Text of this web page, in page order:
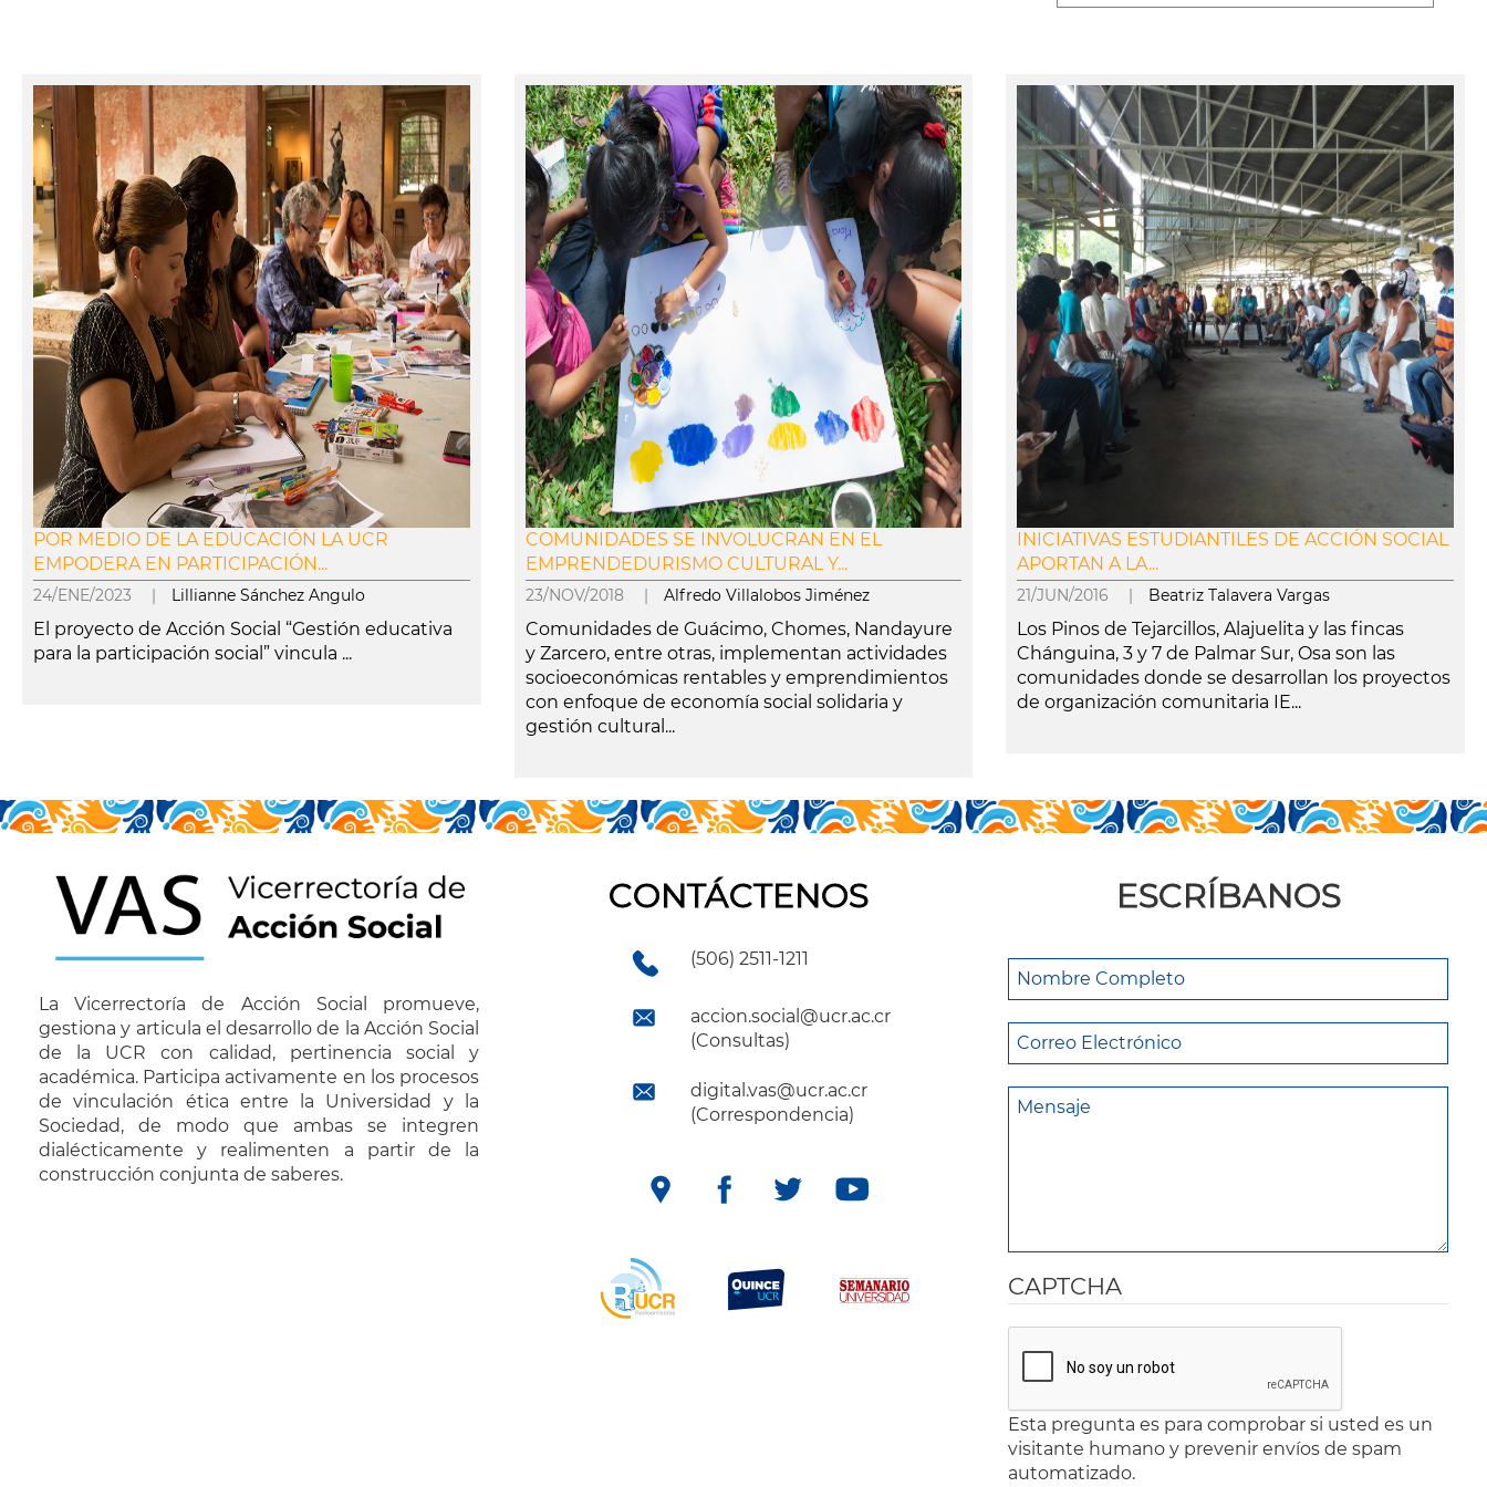
POR MEDIO DE LA EDUCACIÓN LA UCR
EMPODERA EN PARTICIPACIÓN...
24/ENE/2023 | Lillianne Sánchez Angulo
El proyecto de Acción Social “Gestión educativa
para la participación social” vincula ...
COMUNIDADES SE INVOLUCRAN EN EL
EMPRENDEDURISMO CULTURAL Y...
23/NOV/2018 | Alfredo Villalobos Jiménez
Comunidades de Guácimo, Chomes, Nandayure
y Zarcero, entre otras, implementan actividades
socioeconómicas rentables y emprendimientos
con enfoque de economía social solidaria y
gestión cultural...
INICIATIVAS ESTUDIANTILES DE ACCIÓN SOCIAL
APORTAN A LA...
21/JUN/2016 | Beatriz Talavera Vargas
Los Pinos de Tejarcillos, Alajuelita y las fincas
Chánguina, 3 y 7 de Palmar Sur, Osa son las
comunidades donde se desarrollan los proyectos
de organización comunitaria IE...
La Vicerrectoría de Acción Social promueve,
gestiona y articula el desarrollo de la Acción Social
de la UCR con calidad, pertinencia social y
académica. Participa activamente en los procesos
de vinculación ética entre la Universidad y la
Sociedad, de modo que ambas se integren
dialécticamente y realimenten a partir de la
construcción conjunta de saberes.
CONTÁCTENOS
(506) 2511-1211
accion.social@ucr.ac.cr
(Consultas)
digital.vas@ucr.ac.cr
(Correspondencia)
ESCRÍBANOS
CAPTCHA
Esta pregunta es para comprobar si usted es un
visitante humano y prevenir envíos de spam
automatizado.